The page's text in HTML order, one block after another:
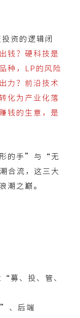
资的逻辑闭
钱？硬科技是
种，LP的风险
力？前沿技术
化为产业化落
钱的生意，是
形的手”与“无
合流，这三大
潮之巅。
募、投、管、
、后端